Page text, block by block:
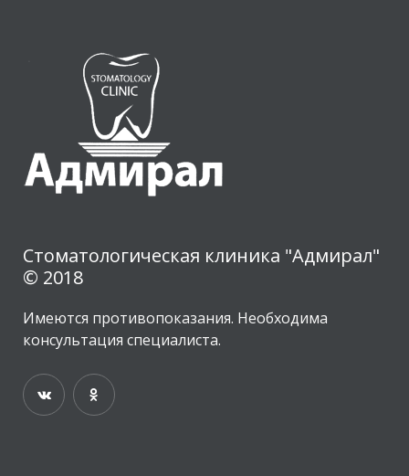
Стоматологическая клиника "Адмирал"
© 2018
Имеются противопоказания. Необходима
консультация специалиста.